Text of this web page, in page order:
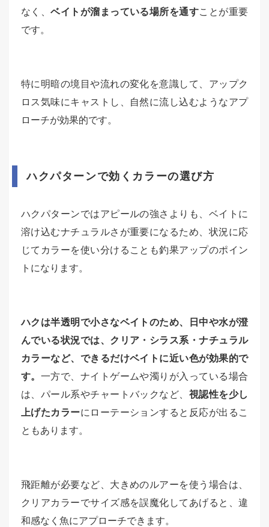
なく、ベイトが溜まっている場所を通すことが重要
です。
特に明暗の境目や流れの変化を意識して、アップク
ロス気味にキャストし、自然に流し込むようなアプ
ローチが効果的です。
ハクパターンで効くカラーの選び方
ハクパターンではアピールの強さよりも、ベイトに
溶け込むナチュラルさが重要になるため、状況に応
じてカラーを使い分けることも釣果アップのポイン
トになります。
ハクは半透明で小さなベイトのため、日中や水が澄
んでいる状況では、クリア・シラス系・ナチュラル
カラーなど、できるだけベイトに近い色が効果的で
す。 一方で、ナイトゲームや濁りが入っている場合
は、パール系やチャートバックなど、 視認性を少し
上げたカラーにローテーションすると反応が出るこ
ともあります。
飛距離が必要など、大きめのルアーを使う場合は、
クリアカラーでサイズ感を誤魔化してあげると、違
和感なく魚にアプローチできます。